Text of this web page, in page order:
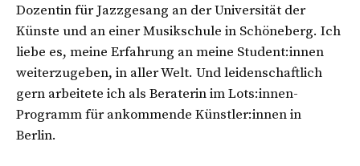
Dozentin für Jazzgesang an der Universität der
Künste und an einer Musikschule in Schöneberg. Ich
liebe es, meine Erfahrung an meine Student:innen
weiterzugeben, in aller Welt. Und leidenschaftlich
gern arbeitete ich als Beraterin im Lots:innen-
Programm für ankommende Künstler:innen in
Berlin.